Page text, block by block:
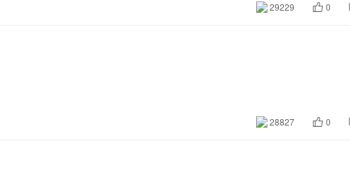
29229 0
28827 0